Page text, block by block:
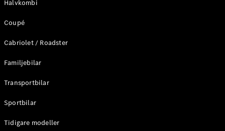
C-Klass
E-Klass
Kombi
E-Klass
Terrain
Konfigurator
Benz Online
Halvkombi
Coupé
Cabriolet / Roadster
Familjebilar
Transportbilar
Sportbilar
Tidigare modeller